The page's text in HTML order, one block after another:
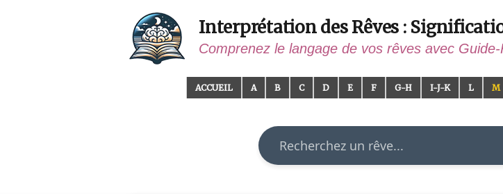
Interprétation des Rêves :
Comprenez le langage de vos rêves avec
ACCUEIL A B C D E F G-H I-J-K L M
Rechercher